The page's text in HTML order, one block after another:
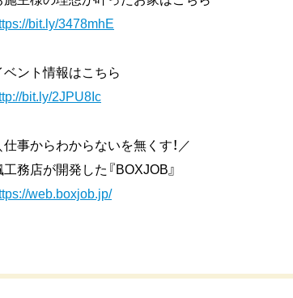
bit.ly/3478mhE
ベント情報はこちら
bit.ly/2JPU8Ic
仕事からわからないを無くす！／
務店が開発した『BOXJOB』
web.boxjob.jp/